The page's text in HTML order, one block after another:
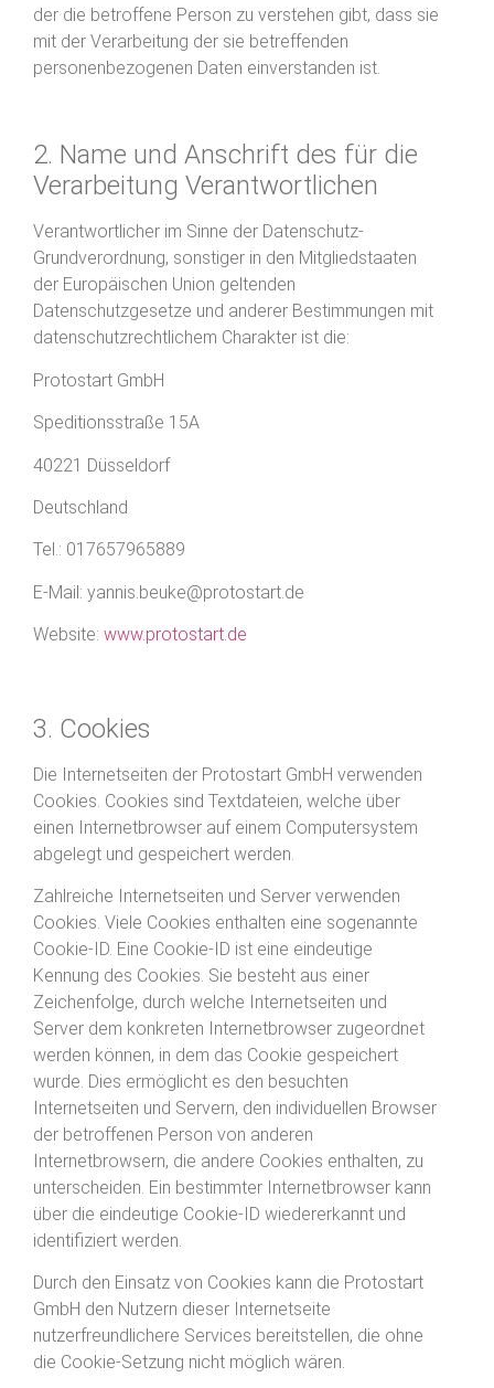
der die betroffene Person zu verstehen gibt, dass sie
mit der Verarbeitung der sie betreffenden
personenbezogenen Daten einverstanden ist.
2. Name und Anschrift des für die
Verarbeitung Verantwortlichen
Verantwortlicher im Sinne der Datenschutz-
Grundverordnung, sonstiger in den Mitgliedstaaten
der Europäischen Union geltenden
Datenschutzgesetze und anderer Bestimmungen mit
datenschutzrechtlichem Charakter ist die:
Protostart GmbH
Speditionsstraße 15A
40221 Düsseldorf
Deutschland
Tel.: 017657965889
E-Mail: yannis.beuke@protostart.de
Website: www.protostart.de
3. Cookies
Die Internetseiten der Protostart GmbH verwenden
Cookies. Cookies sind Textdateien, welche über
einen Internetbrowser auf einem Computersystem
abgelegt und gespeichert werden.
Zahlreiche Internetseiten und Server verwenden
Cookies. Viele Cookies enthalten eine sogenannte
Cookie-ID. Eine Cookie-ID ist eine eindeutige
Kennung des Cookies. Sie besteht aus einer
Zeichenfolge, durch welche Internetseiten und
Server dem konkreten Internetbrowser zugeordnet
werden können, in dem das Cookie gespeichert
wurde. Dies ermöglicht es den besuchten
Internetseiten und Servern, den individuellen Browser
der betroffenen Person von anderen
Internetbrowsern, die andere Cookies enthalten, zu
unterscheiden. Ein bestimmter Internetbrowser kann
über die eindeutige Cookie-ID wiedererkannt und
identifiziert werden.
Durch den Einsatz von Cookies kann die Protostart
GmbH den Nutzern dieser Internetseite
nutzerfreundlichere Services bereitstellen, die ohne
die Cookie-Setzung nicht möglich wären.